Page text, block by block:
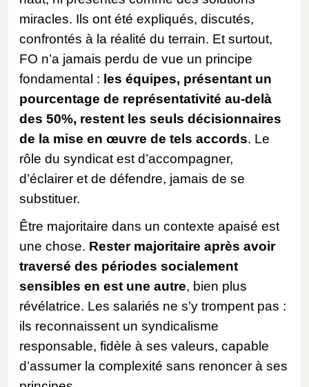
miracles. Ils ont été expliqués, discutés,
confrontés à la réalité du terrain. Et surtout,
FO n’a jamais perdu de vue un principe
fondamental : les équipes, présentant un
pourcentage de représentativité au-delà
des 50%, restent les seuls décisionnaires
de la mise en œuvre de tels accords. Le
rôle du syndicat est d’accompagner,
d’éclairer et de défendre, jamais de se
substituer.
Être majoritaire dans un contexte apaisé est
une chose. Rester majoritaire après avoir
traversé des périodes socialement
sensibles en est une autre, bien plus
révélatrice. Les salariés ne s’y trompent pas :
ils reconnaissent un syndicalisme
responsable, fidèle à ses valeurs, capable
d’assumer la complexité sans renoncer à ses